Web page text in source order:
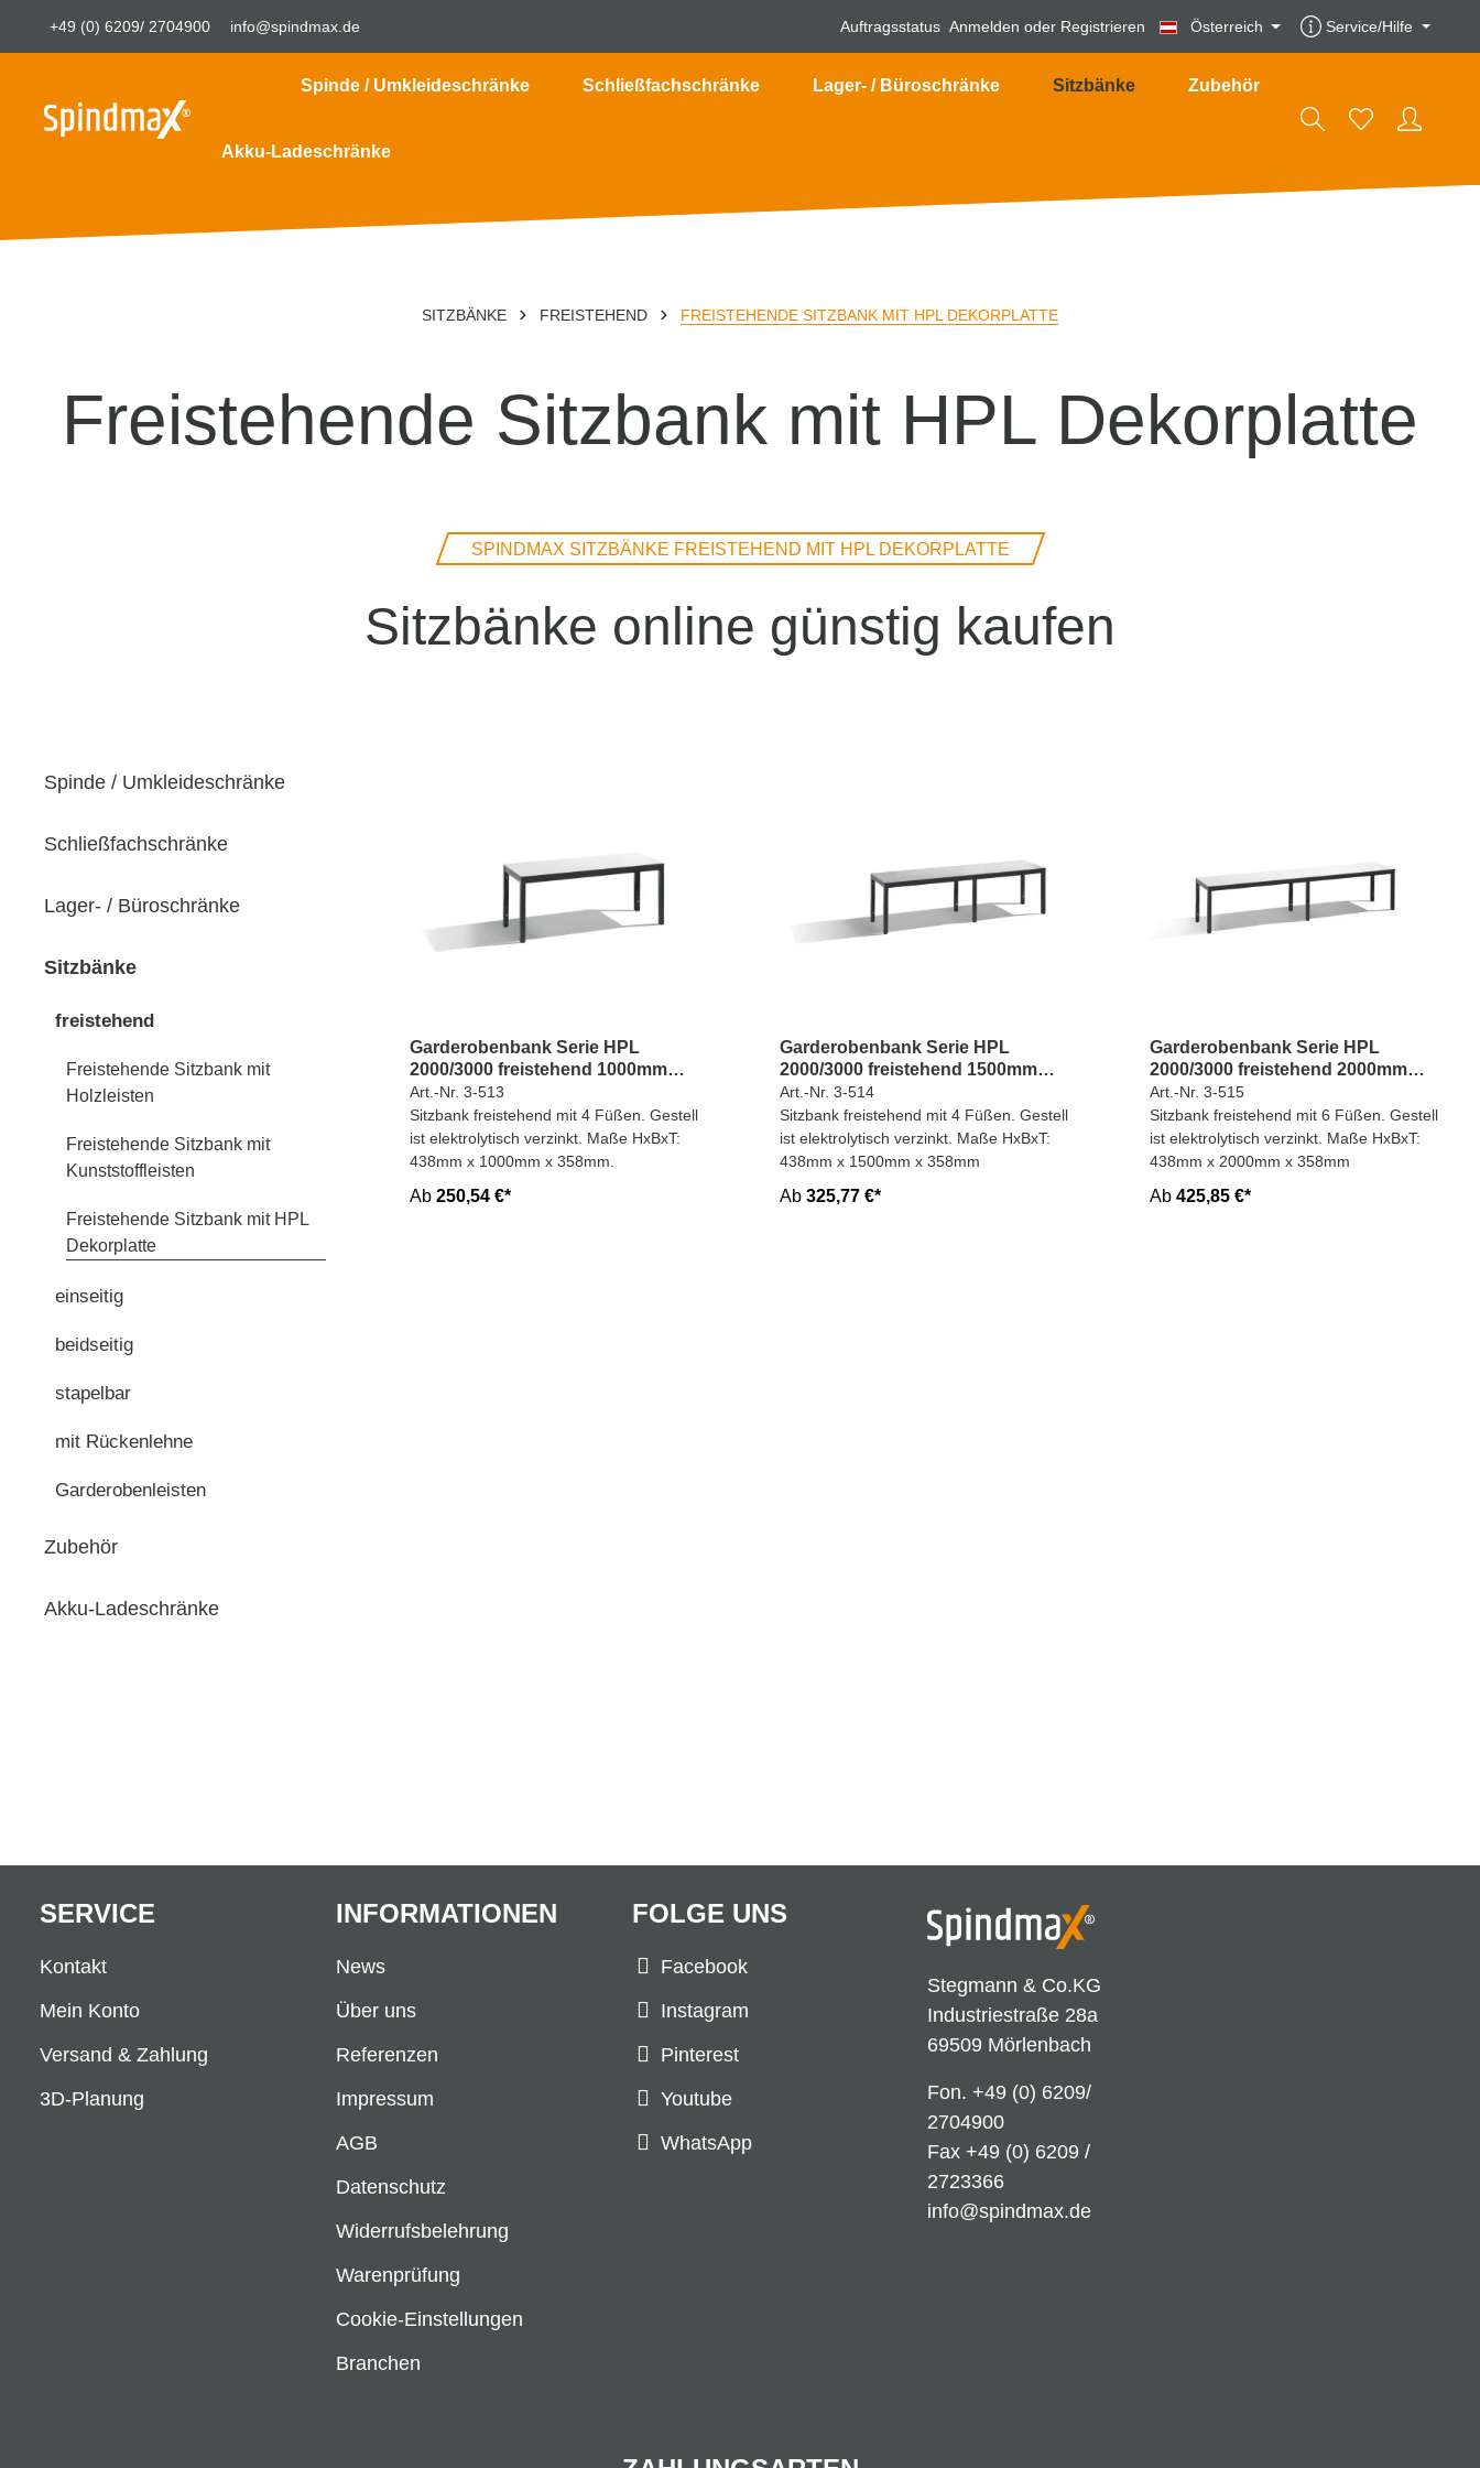
+49 (0) 6209/ 2704900 info@spindmax.de Auftragsstatus Anmelden oder Registrieren Österreich Service/Hilfe
Spinde / Umkleideschränke Schließfachschränke Lager- / Büroschränke Sitzbänke Zubehör
Akku-Ladeschränke
SITZBÄNKE FREISTEHEND FREISTEHENDE SITZBANK MIT HPL DEKORPLATTE
Freistehende Sitzbank mit HPL Dekorplatte
SPINDMAX SITZBÄNKE FREISTEHEND MIT HPL DEKORPLATTE
Sitzbänke online günstig kaufen
Spinde / Umkleideschränke
Schließfachschränke
Lager- / Büroschränke
Sitzbänke
freistehend
Freistehende Sitzbank mit
Holzleisten
Freistehende Sitzbank mit
Kunststoffleisten
Freistehende Sitzbank mit HPL
Dekorplatte
einseitig
beidseitig
stapelbar
mit Rückenlehne
Garderobenleisten
Zubehör
Akku-Ladeschränke
Garderobenbank Serie HPL
2000/3000 freistehend 1000mm
breit
Art.-Nr. 3-513
Sitzbank freistehend mit 4 Füßen. Gestell
ist elektrolytisch verzinkt. Maße HxBxT:
438mm x 1000mm x 358mm.
Ab 250,54 €*
Garderobenbank Serie HPL
2000/3000 freistehend 1500mm
breit
Art.-Nr. 3-514
Sitzbank freistehend mit 4 Füßen. Gestell
ist elektrolytisch verzinkt. Maße HxBxT:
438mm x 1500mm x 358mm
Ab 325,77 €*
Garderobenbank Serie HPL
2000/3000 freistehend 2000mm
breit
Art.-Nr. 3-515
Sitzbank freistehend mit 6 Füßen. Gestell
ist elektrolytisch verzinkt. Maße HxBxT:
438mm x 2000mm x 358mm
Ab 425,85 €*
Stegmann & Co.KG
Industriestraße 28a
69509 Mörlenbach
Fon. +49 (0) 6209/
2704900
Fax +49 (0) 6209 /
2723366
info@spindmax.de
FOLGE UNS
Facebook
Instagram
Pinterest
Youtube
WhatsApp
SERVICE
Kontakt
Mein Konto
Versand & Zahlung
3D-Planung
INFORMATIONEN
News
Über uns
Referenzen
Impressum
AGB
Datenschutz
Widerrufsbelehrung
Warenprüfung
Cookie-Einstellungen
Branchen